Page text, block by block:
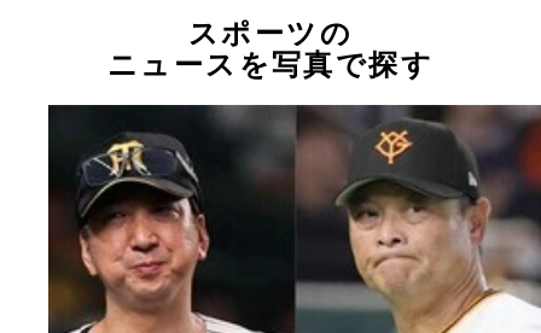
スポーツの
ニュースを写真で探す